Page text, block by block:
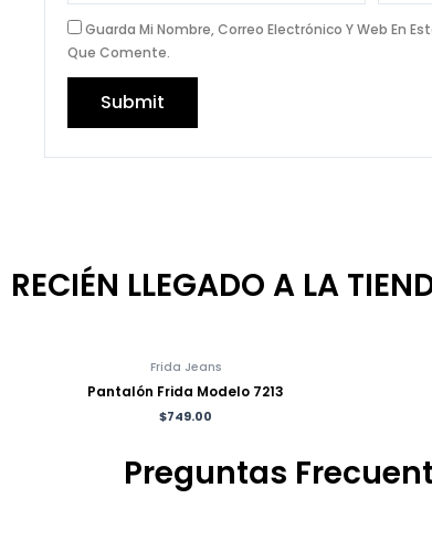
Guarda Mi Nombre, Correo Electrónico Y Web En
Que Comente.
RECIÉN LLEGADO A LA
Frida Jeans
Pantalón Frida Modelo 7213
$749.00
Preguntas